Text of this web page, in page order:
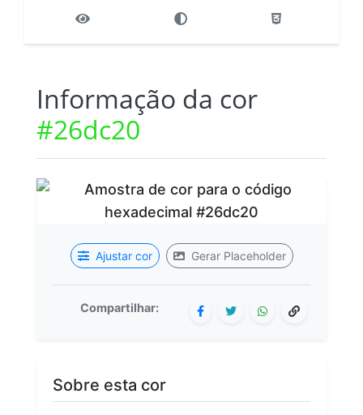
Informação da cor
#26dc20
Ajustar cor Gerar Placeholder
Compartilhar:
Sobre esta cor